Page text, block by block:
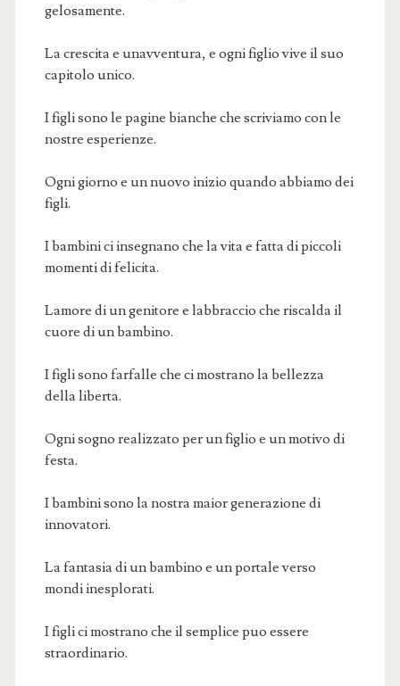
gelosamente.
La crescita e unavventura, e ogni figlio vive il suo
capitolo unico.
I figli sono le pagine bianche che scriviamo con le
nostre esperienze.
Ogni giorno e un nuovo inizio quando abbiamo dei
figli.
I bambini ci insegnano che la vita e fatta di piccoli
momenti di felicita.
Lamore di un genitore e labbraccio che riscalda il
cuore di un bambino.
I figli sono farfalle che ci mostrano la bellezza
della liberta.
Ogni sogno realizzato per un figlio e un motivo di
festa.
I bambini sono la nostra maior generazione di
innovatori.
La fantasia di un bambino e un portale verso
mondi inesplorati.
I figli ci mostrano che il semplice puo essere
straordinario.